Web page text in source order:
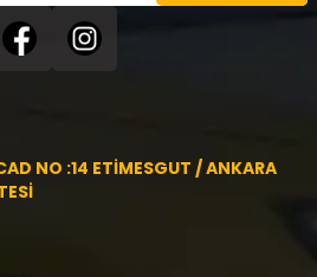
NO :14 ETİMESGUT / ANKARA